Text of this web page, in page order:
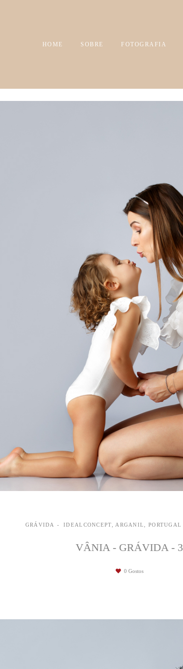
HOME SOBRE FOTOGRAFIA
GRÁVIDA IDEALCONCEPT, ARGANIL, PORTUGAL
VÂNIA - GRÁVIDA - 3
0 Gostos